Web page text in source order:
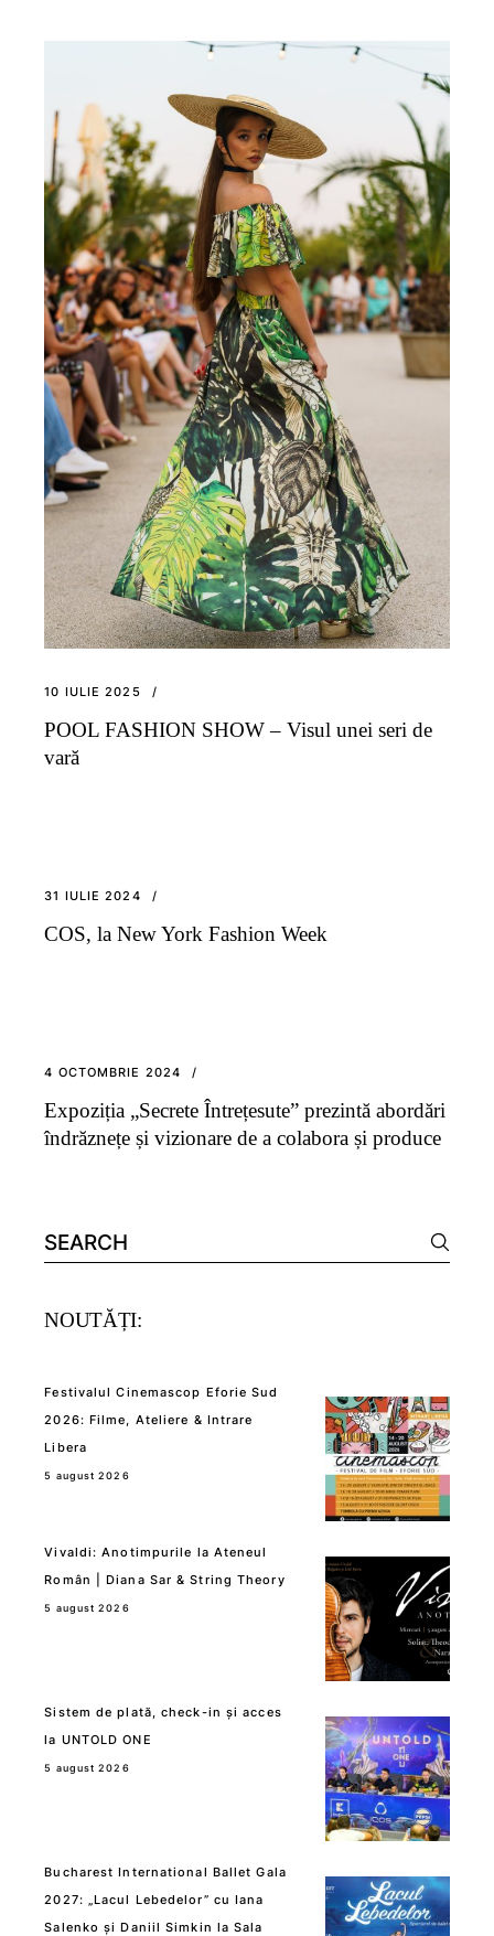
10 IULIE 2025
POOL FASHION SHOW – Visul unei seri de
vară
31 IULIE 2024
COS, la New York Fashion Week
4 OCTOMBRIE 2024
Expoziția „Secrete Întrețesute” prezintă abordări
îndrăznețe și vizionare de a colabora și produce
Search
for:
NOUTĂȚI:
Festivalul Cinemascop Eforie Sud
2026: Filme, Ateliere & Intrare
Libera
5 august 2026
Vivaldi: Anotimpurile la Ateneul
Român | Diana Sar & String Theory
5 august 2026
Sistem de plată, check-in și acces
la UNTOLD ONE
5 august 2026
Bucharest International Ballet Gala
2027: „Lacul Lebedelor” cu Iana
Salenko și Daniil Simkin la Sala